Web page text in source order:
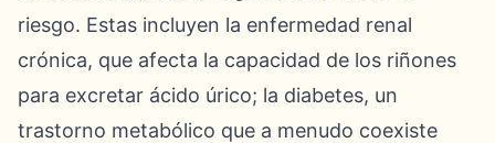
riesgo. Estas incluyen la enfermedad renal
crónica, que afecta la capacidad de los riñones
para excretar ácido úrico; la diabetes, un
trastorno metabólico que a menudo coexiste